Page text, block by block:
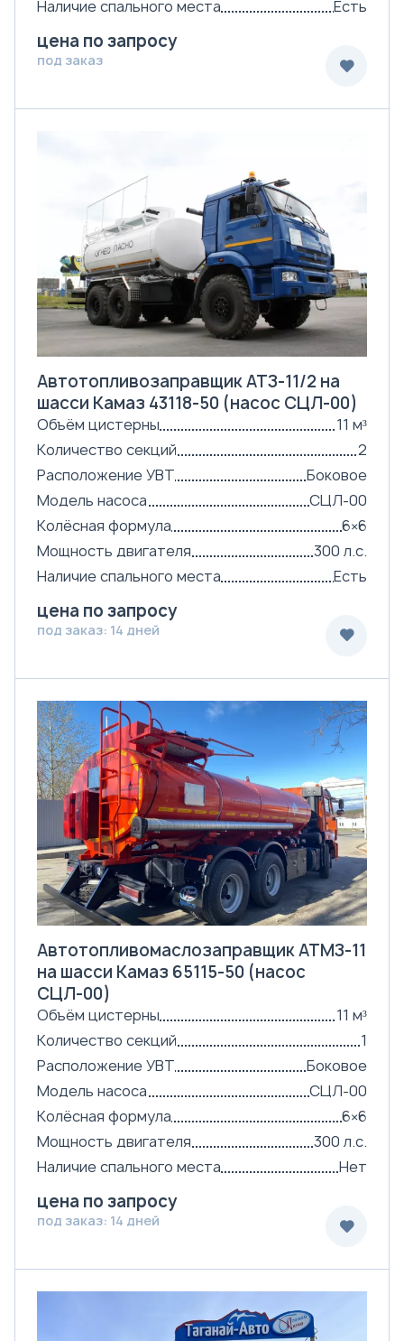
Наличие спального места Есть
цена по запросу
под заказ
Автотопливозаправщик АТЗ-11/2 на
шасси Камаз 43118-50 (насос СЦЛ-00)
Объём цистерны
11 м³
Количество секций
2
Расположение УВТ
Боковое
Модель насоса
СЦЛ-00
Колёсная формула
6×6
Мощность двигателя
300 л.с.
Наличие спального места
Есть
цена по запросу
под заказ: 14 дней
Автотопливомаслозаправщик АТМЗ-11
на шасси Камаз 65115-50 (насос
СЦЛ-00)
Объём цистерны
11 м³
Количество секций
1
Расположение УВТ
Боковое
Модель насоса
СЦЛ-00
Колёсная формула
6×6
Мощность двигателя
300 л.с.
Наличие спального места
Нет
цена по запросу
под заказ: 14 дней